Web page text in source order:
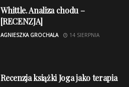
Whittle. Analiza chodu –
[RECENZJA]
AGNIESZKA GROCHALA 14 SIERPNIA
Recenzja książki Joga jako terapia